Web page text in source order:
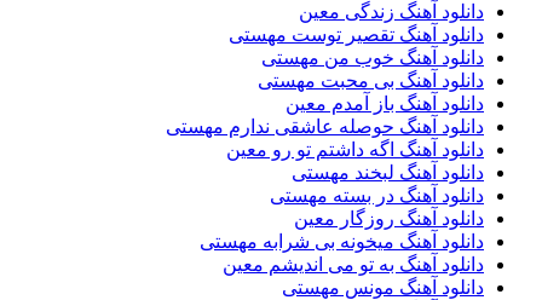
دانلود آهنگ زندگی معین
دانلود آهنگ تقصیر توست مهستی
دانلود آهنگ خوب من مهستی
دانلود آهنگ بی محبت مهستی
دانلود آهنگ باز آمدم معین
دانلود آهنگ حوصله عاشقی ندارم مهستی
دانلود آهنگ اگه داشتم تو رو معین
دانلود آهنگ لبخند مهستی
دانلود آهنگ در بسته مهستی
دانلود آهنگ روزگار معین
دانلود آهنگ میخونه بی شرابه مهستی
دانلود آهنگ به تو می اندیشم معین
دانلود آهنگ مونس مهستی